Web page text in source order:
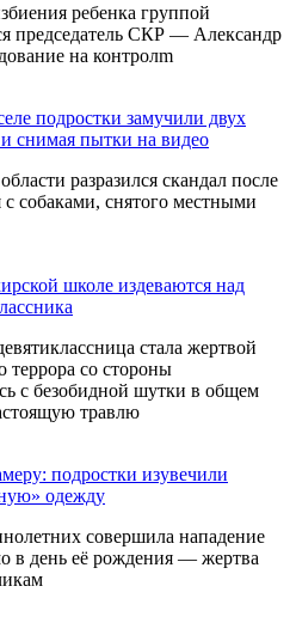
ребенка группой
председатель СКР — Александр
на контролm
подростки замучили двух
снимая пытки на видео
разразился скандал после
собаками, снятого местными
школе издеваются над
стала жертвой
террора со стороны
с безобидной шутки в общем
травлю
подростки изувечили
одежду
совершила нападение
в день её рождения — жертва